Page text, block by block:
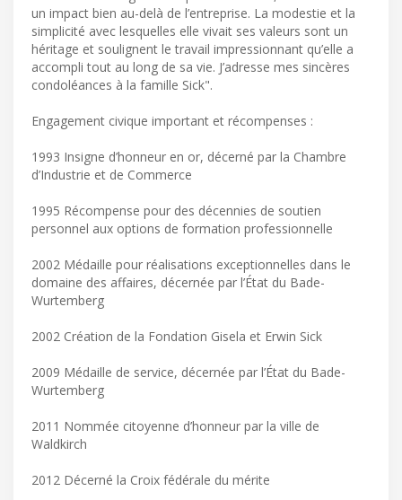
un impact bien au-delà de l’entreprise. La modestie et la
simplicité avec lesquelles elle vivait ses valeurs sont un
héritage et soulignent le travail impressionnant qu’elle a
accompli tout au long de sa vie. J’adresse mes sincères
condoléances à la famille Sick".
Engagement civique important et récompenses :
1993 Insigne d’honneur en or, décerné par la Chambre
d’Industrie et de Commerce
1995 Récompense pour des décennies de soutien
personnel aux options de formation professionnelle
2002 Médaille pour réalisations exceptionnelles dans le
domaine des affaires, décernée par l’État du Bade-
Wurtemberg
2002 Création de la Fondation Gisela et Erwin Sick
2009 Médaille de service, décernée par l’État du Bade-
Wurtemberg
2011 Nommée citoyenne d’honneur par la ville de
Waldkirch
2012 Décerné la Croix fédérale du mérite